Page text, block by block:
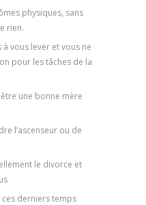
physiques, sans
rien.
vous lever et vous ne
pour les tâches de la
une bonne mère
l’ascenseur ou de
le divorce et
derniers temps